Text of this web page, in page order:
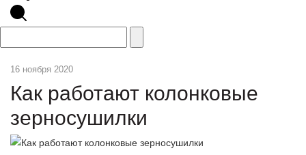
16 ноября 2020
Как работают колонковые
зерносушилки